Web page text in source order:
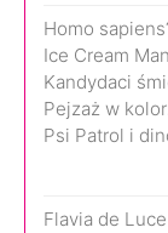
Homo
Ice Cream Man
Kandydaci
Pejzaż w
Psi Patrol i
Flavia de Luce